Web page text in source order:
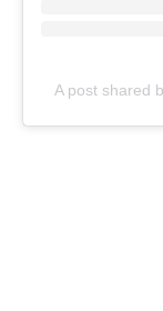
A post shared